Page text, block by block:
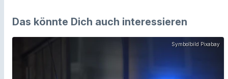
Das könnte Dich auch interessieren
Symbolbild Pixabay